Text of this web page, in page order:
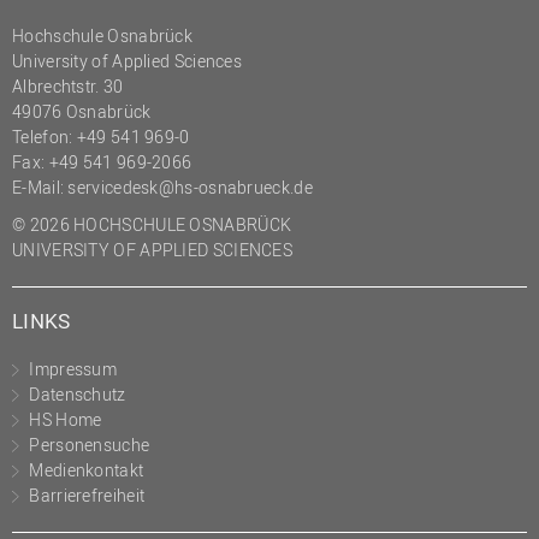
Prozessmanagement
Recht
Science to Business GmbH
Studierendensekretariat
Studium und Lehre
Transfer- und
Innovationsmanagement
Hochschule Osnabrück
University of Applied Sciences
Albrechtstr. 30
49076 Osnabrück
Telefon: +49 541 969-0
Fax: +49 541 969-2066
E-Mail: servicedesk@hs-osnabrueck.de
© 2026 HOCHSCHULE OSNABRÜCK
UNIVERSITY OF APPLIED SCIENCES
LINKS
Impressum
Datenschutz
HS Home
Personensuche
Medienkontakt
Barrierefreiheit